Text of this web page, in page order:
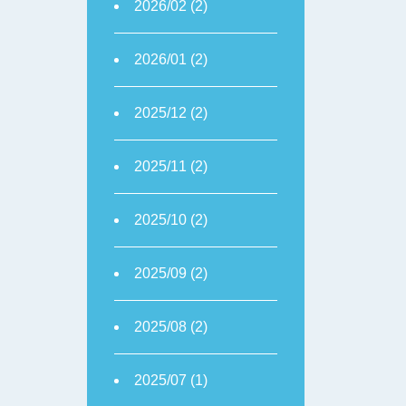
2026/02 (2)
2026/01 (2)
2025/12 (2)
2025/11 (2)
2025/10 (2)
2025/09 (2)
2025/08 (2)
2025/07 (1)